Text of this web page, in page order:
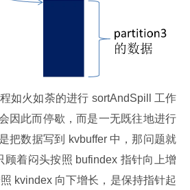
如火如荼的进行 sortAndSpill 工作
因此而停歇，而是一无既往地进行
把数据写到 kvbuffer 中，那问题就
顾着闷头按照 bufindex 指针向上增
kvindex 向下增长，是保持指针起